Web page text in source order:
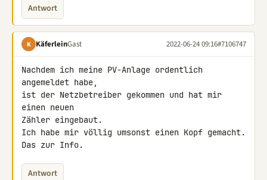
Antwort
K KäferleinGast 2022-06-24 09:16#7106747
Nachdem ich meine PV-Anlage ordentlich
angemeldet habe,
ist der Netzbetreiber gekommen und hat mir
einen neuen
Zähler eingebaut.
Ich habe mir völlig umsonst einen Kopf gemacht.
Das zur Info.
Antwort